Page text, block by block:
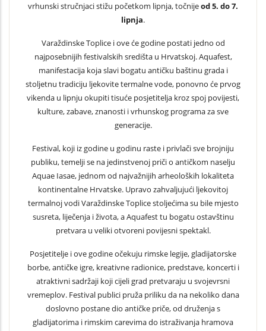
vrhunski stručnjaci stižu početkom lipnja, točnijeod 5. do 7.
lipnja.
Varaždinske Toplice i ove će godine postati jedno od
najposebnijih festivalskih središta u Hrvatskoj. Aquafest,
manifestacija koja slavi bogatu antičku baštinu grada i
stoljetnu tradiciju ljekovite termalne vode, ponovno će prvog
vikenda u lipnju okupiti tisuće posjetitelja kroz spoj povijesti,
kulture, zabave, znanosti i vrhunskog programa za sve
generacije.
Festival, koji iz godine u godinu raste i privlači sve brojniju
publiku, temelji se na jedinstvenoj priči o antičkom naselju
Aquae Iasae, jednom od najvažnijih arheoloških lokaliteta
kontinentalne Hrvatske. Upravo zahvaljujući ljekovitoj
termalnoj vodi Varaždinske Toplice stoljećima su bile mjesto
susreta, liječenja i života, a Aquafest tu bogatu ostavštinu
pretvara u veliki otvoreni povijesni spektakl.
Posjetitelje i ove godine očekuju rimske legije, gladijatorske
borbe, antičke igre, kreativne radionice, predstave, koncerti i
atraktivni sadržaji koji cijeli grad pretvaraju u svojevrsni
vremeplov. Festival publici pruža priliku da na nekoliko dana
doslovno postane dio antičke priče, od druženja s
gladijatorima i rimskim carevima do istraživanja hramova